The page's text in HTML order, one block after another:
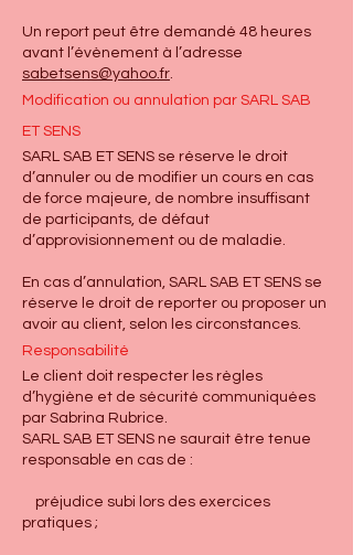
Un report peut être demandé 48 heures
avant l’évènement à l’adresse
sabetsens@yahoo.fr
Modification ou annulation par SARL SAB
ET SENS
SARL SAB ET SENS se réserve le droit
d’annuler ou de modifier un cours en cas
de force majeure, de nombre insuffisant
de participants, de défaut
d’approvisionnement ou de maladie.
En cas d’annulation, SARL SAB ET SENS se
réserve le droit de reporter ou proposer un
avoir au client, selon les circonstances.
Responsabilité
Le client doit respecter les règles
d’hygiène et de sécurité communiquées
par Sabrina Rubrice.
SARL SAB ET SENS ne saurait être tenue
responsable en cas de :
préjudice subi lors des exercices
pratiques ;